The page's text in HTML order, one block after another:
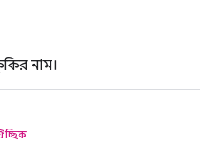
নাম।